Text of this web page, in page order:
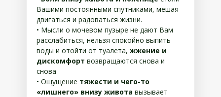
Вашими постоянными спутниками, мешая
двигаться и радоваться жизни.
• Мысли о мочевом пузыре не дают Вам
расслабиться, нельзя спокойно выпить
воды и отойти от туалета, жжение и
дискомфорт возвращаются снова и
снова
• Ощущение тяжести и чего-то
«лишнего» внизу живота вызывает